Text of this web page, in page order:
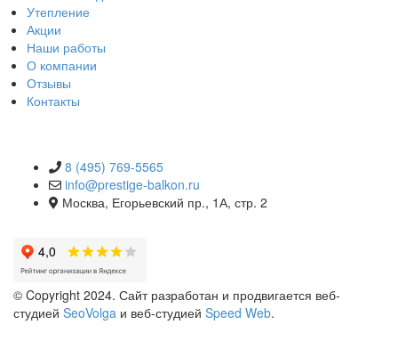
Утепление
Акции
Наши работы
О компании
Отзывы
Контакты
8 (495) 769-5565
info@prestige-balkon.ru
Москва, Егорьевский пр., 1А, стр. 2
© Copyright 2024. Сайт разработан и продвигается веб-
студией SeoVolga и веб-студией Speed Web.